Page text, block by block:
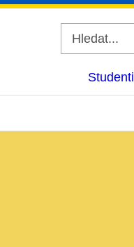
Studenti